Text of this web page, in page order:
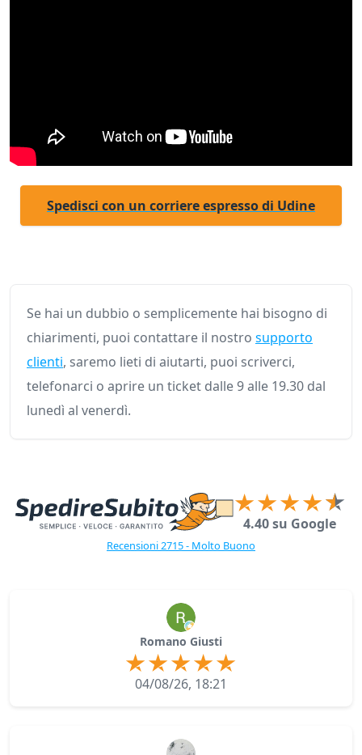
Spedisci con un corriere espresso di Udine
Se hai un dubbio o semplicemente hai bisogno di
chiarimenti, puoi contattare il nostro supporto
clienti, saremo lieti di aiutarti, puoi scriverci,
telefonarci o aprire un ticket dalle 9 alle 19.30 dal
lunedì al venerdì.
4.40 su Google
Recensioni 2715 - Molto Buono
Romano Giusti
04/08/26, 18:21